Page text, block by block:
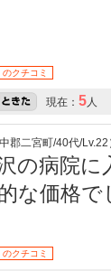
クチコミ
現在： 5 人
郡二宮町/40代/Lv.22
の病院
な価格
クチコミ